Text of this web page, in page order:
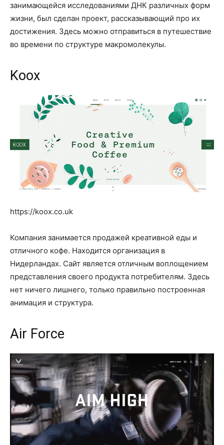
занимающейся исследованиями ДНК различных форм
жизни, был сделан проект, рассказывающий про их
достижения. Здесь можно отправиться в путешествие
во времени по структуре макромолекулы.
Koox
https://koox.co.uk
Компания занимается продажей креативной еды и
отличного кофе. Находится организация в
Нидерландах. Сайт является отличным воплощением
представления своего продукта потребителям. Здесь
нет ничего лишнего, только правильно построенная
анимация и структура.
Air Force